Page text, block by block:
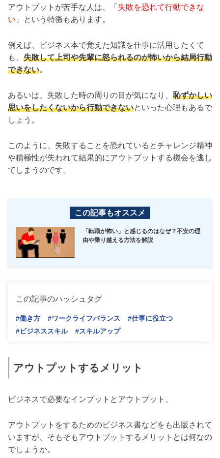
アウトプットが苦手な人は、「 失敗を恐れて行動できな
い 」という特徴もあります。
例えば、ビジネス本で覚えた知識を仕事に活用したくて
も、 失敗して上司や先輩に怒られるのが怖いから結局行動
できない。
あるいは、失敗した時の周りの目が気になり、 恥ずかしい
思いをしたくないから行動できないといった心理もあるで
しょう。
このように、失敗することを恐れているとチャレンジ精神
や積極性が失われて結果的にアウトプットする機会を逃し
てしまうのです。
この記事もオススメ
「転職が怖い」と感じるのはなぜ？不安の理
由や乗り越える方法を解説
この記事のハッシュタグ
#働き方 #ワークライフバランス
#仕事に役立つ
#ビジネススキル
#スキルアップ
アウトプットするメリット
ビジネスで必要なインプットとアウトプット。
アウトプットをするためのビジネス書などをも出版されて
いますが、そもそもアウトプットするメリットとは何なの
でしょうか。